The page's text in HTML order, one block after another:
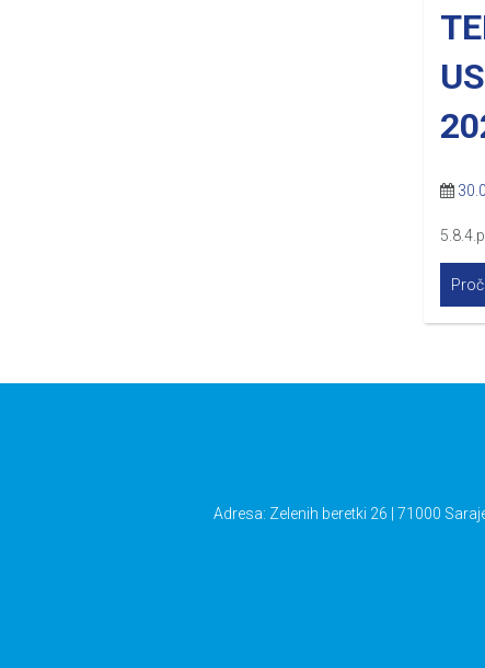
Adresa: Zelenih beretki 26 | 71000